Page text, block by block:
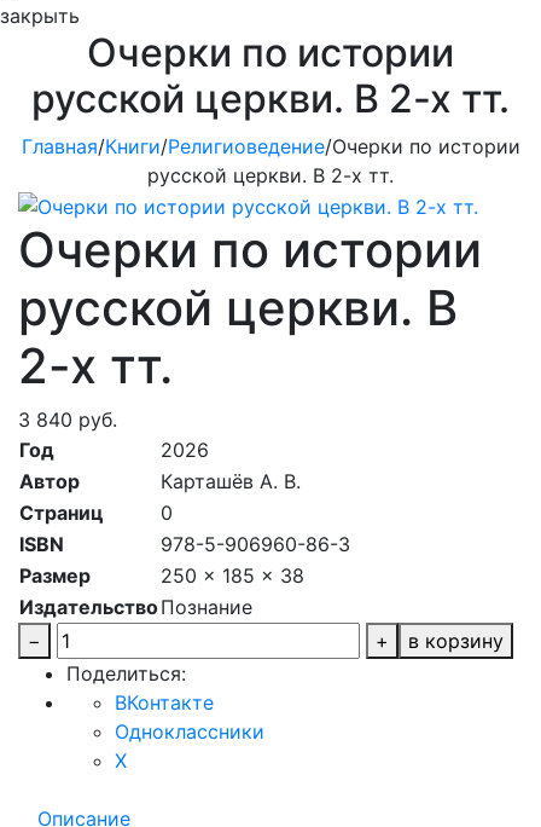
закрыть
Очерки по истории
русской церкви. В 2-х тт.
Главная/Книги/Религиоведение/Очерки по истории
русской церкви. В 2-х тт.
Очерки по истории
русской церкви. В
2-х тт.
3 840 руб.
Год
2026
Автор
Карташёв А. В.
Страниц
0
ISBN
978-5-906960-86-3
Размер
250 x 185 x 38
ИздательствоПознание
−
+
в корзину
Поделиться:
ВКонтакте
Одноклассники
X
Описание